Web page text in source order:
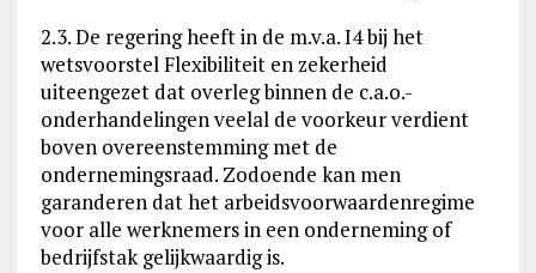
2.3. De regering heeft in de m.v.a. I4 bij het
wetsvoorstel Flexibiliteit en zekerheid
uiteengezet dat overleg binnen de c.a.o.-
onderhandelingen veelal de voorkeur verdient
boven overeenstemming met de
ondernemingsraad. Zodoende kan men
garanderen dat het arbeidsvoorwaardenregime
voor alle werknemers in een onderneming of
bedrijfstak gelijkwaardig is.